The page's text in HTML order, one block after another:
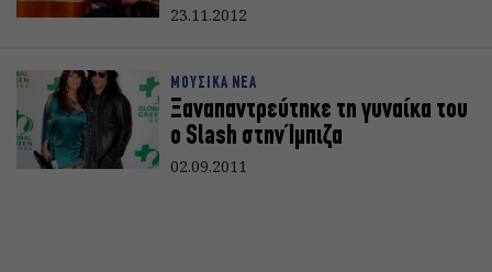
23.11.2012
ΜΟΥΣΙΚΑ ΝΕΑ
Ξαναπαντρεύτηκε τη γυναίκα του
ο Slash στην Ίμπιζα
02.09.2011